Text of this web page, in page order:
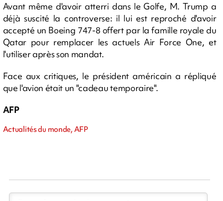
Avant même d'avoir atterri dans le Golfe, M. Trump a
déjà suscité la controverse: il lui est reproché d'avoir
accepté un Boeing 747-8 offert par la famille royale du
Qatar pour remplacer les actuels Air Force One, et
l'utiliser après son mandat.
Face aux critiques, le président américain a répliqué
que l'avion était un "cadeau temporaire".
AFP
Actualités du monde, AFP